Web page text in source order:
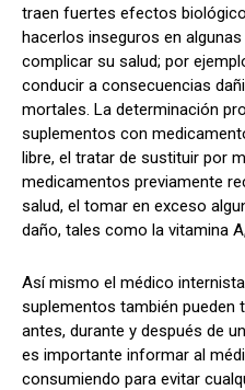
traen fuertes efectos
hacerlos inseguros en
complicar su salud; por
conducir a consecuencias
mortales. La determinación
suplementos con
libre, el tratar de sustituir por
medicamentos previamente
salud, el tomar en exceso
daño, tales como la vitamina
Así mismo el médico
suplementos también
antes, durante y después de
es importante informar al
consumiendo para evitar